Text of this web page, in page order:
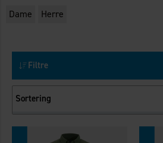
Dame
Herre
Filtre
Sortering